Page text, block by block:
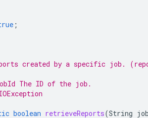
;
created by a specific job.
The ID of the job.
boolean retrieveReports(String